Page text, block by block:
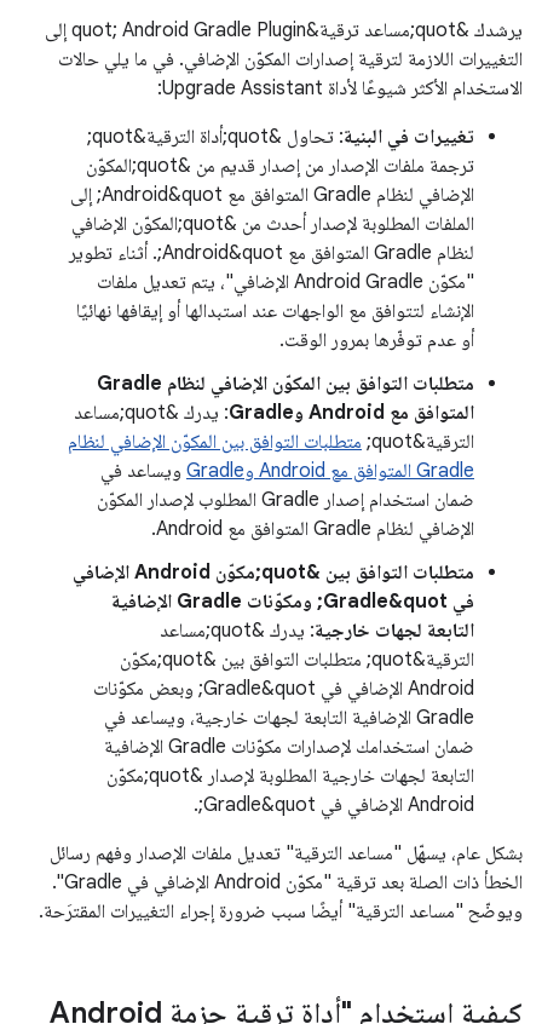
يرشدك &quot;مساعد ترقية&quot; Android Gradle Plugin إلى
التغييرات اللازمة لترقية إصدارات المكوّن الإضافي. في ما يلي حالات
الاستخدام الأكثر شيوعًا لأداة Upgrade Assistant:
تغييرات في البنية
: تحاول &quot;أداة الترقية&quot;
ترجمة ملفات الإصدار من إصدار قديم من &quot;المكوّن
الإضافي لنظام Gradle المتوافق مع Android&quot; إلى
الملفات المطلوبة لإصدار أحدث من &quot;المكوّن الإضافي
لنظام Gradle المتوافق مع Android&quot;. أثناء تطوير
"مكوّن Android Gradle الإضافي"، يتم تعديل ملفات
الإنشاء لتتوافق مع الواجهات عند استبدالها أو إيقافها نهائيًا
أو عدم توفّرها بمرور الوقت.
متطلبات التوافق بين المكوّن الإضافي لنظام Gradle
المتوافق مع Android وGradle
: يدرك &quot;مساعد
الترقية&quot;
متطلبات التوافق بين المكوّن الإضافي لنظام
Gradle المتوافق مع Android وGradle
ويساعد في
ضمان استخدام إصدار Gradle المطلوب لإصدار المكوّن
الإضافي لنظام Gradle المتوافق مع Android.
متطلبات التوافق بين &quot;مكوّن Android الإضافي
في Gradle&quot; ومكوّنات Gradle الإضافية
التابعة لجهات خارجية
: يدرك &quot;مساعد
الترقية&quot; متطلبات التوافق بين &quot;مكوّن
Android الإضافي في Gradle&quot; وبعض مكوّنات
Gradle الإضافية التابعة لجهات خارجية، ويساعد في
ضمان استخدامك لإصدارات مكوّنات Gradle الإضافية
التابعة لجهات خارجية المطلوبة لإصدار &quot;مكوّن
Android الإضافي في Gradle&quot;.
بشكل عام، يسهّل "مساعد الترقية" تعديل ملفات الإصدار وفهم رسائل
الخطأ ذات الصلة بعد ترقية "مكوّن Android الإضافي في Gradle".
ويوضّح "مساعد الترقية" أيضًا سبب ضرورة إجراء التغييرات المقترَحة.
كيفية استخدام "أداة ترقية حزمة Android